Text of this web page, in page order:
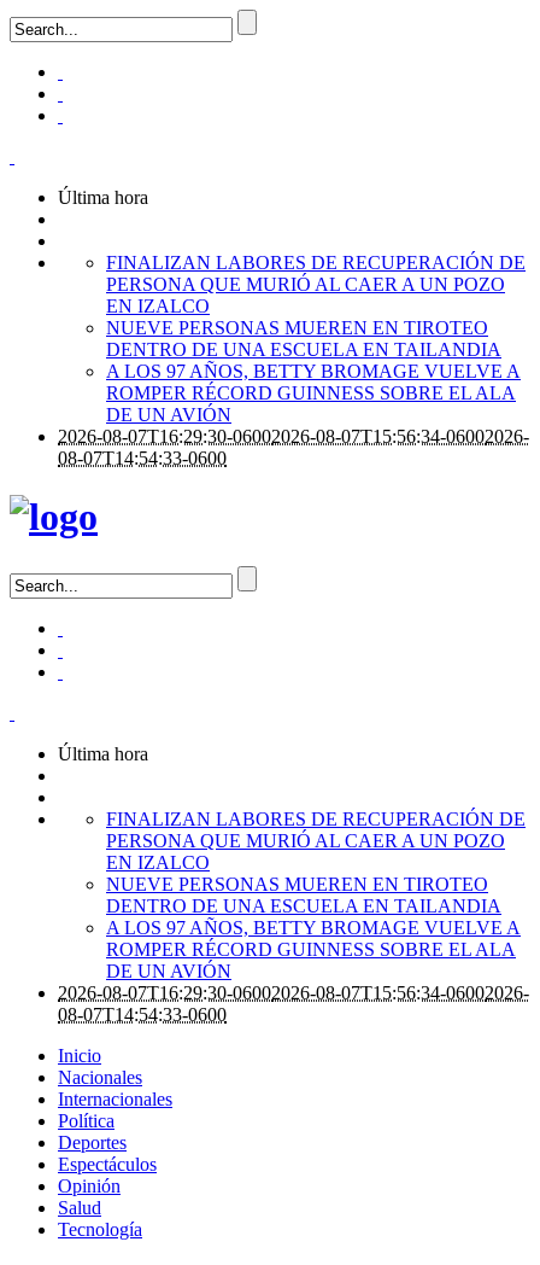
Última hora
FINALIZAN LABORES DE RECUPERACIÓN DE
PERSONA QUE MURIÓ AL CAER A UN POZO
EN IZALCO
NUEVE PERSONAS MUEREN EN TIROTEO
DENTRO DE UNA ESCUELA EN TAILANDIA
A LOS 97 AÑOS, BETTY BROMAGE VUELVE A
ROMPER RÉCORD GUINNESS SOBRE EL ALA
DE UN AVIÓN
2026-08-07T16:29:30-06002026-08-07T15:56:34-06002026-
08-07T14:54:33-0600
Última hora
FINALIZAN LABORES DE RECUPERACIÓN DE
PERSONA QUE MURIÓ AL CAER A UN POZO
EN IZALCO
NUEVE PERSONAS MUEREN EN TIROTEO
DENTRO DE UNA ESCUELA EN TAILANDIA
A LOS 97 AÑOS, BETTY BROMAGE VUELVE A
ROMPER RÉCORD GUINNESS SOBRE EL ALA
DE UN AVIÓN
2026-08-07T16:29:30-06002026-08-07T15:56:34-06002026-
08-07T14:54:33-0600
Inicio
Nacionales
Internacionales
Política
Deportes
Espectáculos
Opinión
Salud
Tecnología